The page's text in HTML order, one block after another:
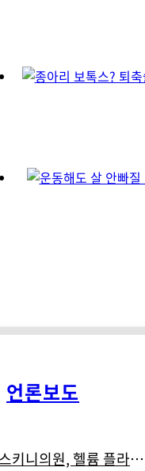
언론보도
[메디컬투데이] 더스키니의원, 헬륨 플라즈마 기반 리뉴비온 도입